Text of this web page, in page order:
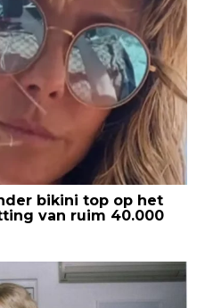
bikini top op het
van ruim 40.000